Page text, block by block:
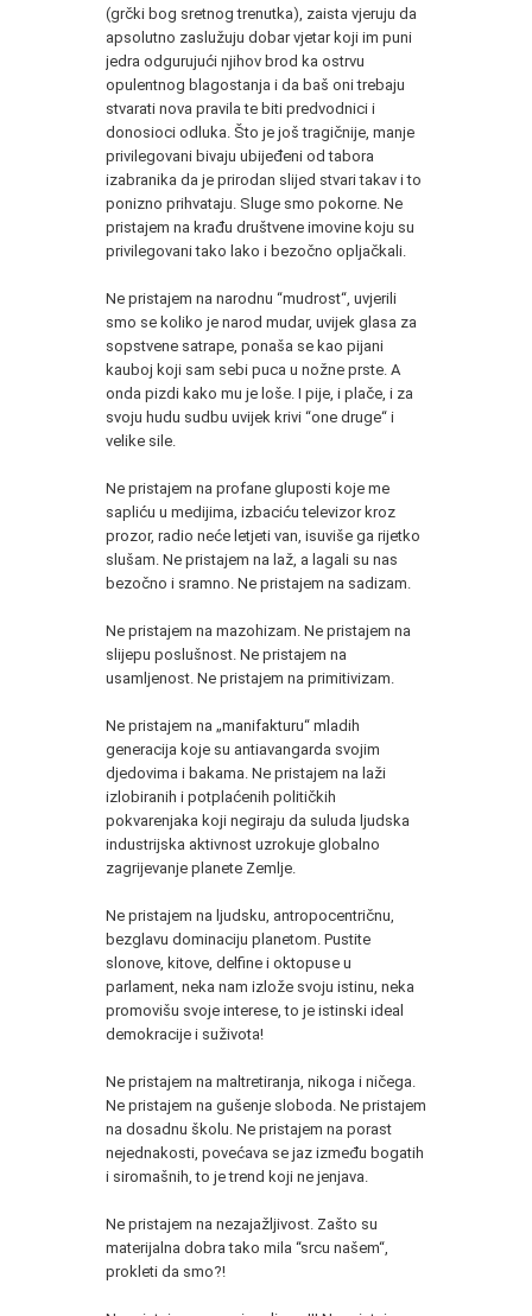
(grčki bog sretnog trenutka), zaista vjeruju da
apsolutno zaslužuju dobar vjetar koji im puni
jedra odgurujući njihov brod ka ostrvu
opulentnog blagostanja i da baš oni trebaju
stvarati nova pravila te biti predvodnici i
donosioci odluka. Što je još tragičnije, manje
privilegovani bivaju ubijeđeni od tabora
izabranika da je prirodan slijed stvari takav i to
ponizno prihvataju. Sluge smo pokorne. Ne
pristajem na krađu društvene imovine koju su
privilegovani tako lako i bezočno opljačkali.
Ne pristajem na narodnu “mudrost“, uvjerili
smo se koliko je narod mudar, uvijek glasa za
sopstvene satrape, ponaša se kao pijani
kauboj koji sam sebi puca u nožne prste. A
onda pizdi kako mu je loše. I pije, i plače, i za
svoju hudu sudbu uvijek krivi “one druge“ i
velike sile.
Ne pristajem na profane gluposti koje me
sapliću u medijima, izbaciću televizor kroz
prozor, radio neće letjeti van, isuviše ga rijetko
slušam. Ne pristajem na laž, a lagali su nas
bezočno i sramno. Ne pristajem na sadizam.
Ne pristajem na mazohizam. Ne pristajem na
slijepu poslušnost. Ne pristajem na
usamljenost. Ne pristajem na primitivizam.
Ne pristajem na „manifakturu“ mladih
generacija koje su antiavangarda svojim
djedovima i bakama. Ne pristajem na laži
izlobiranih i potplaćenih političkih
pokvarenjaka koji negiraju da suluda ljudska
industrijska aktivnost uzrokuje globalno
zagrijevanje planete Zemlje.
Ne pristajem na ljudsku, antropocentričnu,
bezglavu dominaciju planetom. Pustite
slonove, kitove, delfine i oktopuse u
parlament, neka nam izlože svoju istinu, neka
promovišu svoje interese, to je istinski ideal
demokracije i suživota!
Ne pristajem na maltretiranja, nikoga i ničega.
Ne pristajem na gušenje sloboda. Ne pristajem
na dosadnu školu. Ne pristajem na porast
nejednakosti, povećava se jaz između bogatih
i siromašnih, to je trend koji ne jenjava.
Ne pristajem na nezajažljivost. Zašto su
materijalna dobra tako mila “srcu našem“,
prokleti da smo?!